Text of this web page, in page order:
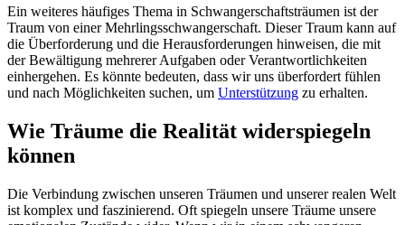
Ein weiteres häufiges Thema in Schwangerschaftsträumen ist der
Traum von einer Mehrlingsschwangerschaft. Dieser Traum kann auf
die Überforderung und die Herausforderungen hinweisen, die mit
der Bewältigung mehrerer Aufgaben oder Verantwortlichkeiten
einhergehen. Es könnte bedeuten, dass wir uns überfordert fühlen
und nach Möglichkeiten suchen, um Unterstützung zu erhalten.
Wie Träume die Realität widerspiegeln
können
Die Verbindung zwischen unseren Träumen und unserer realen Welt
ist komplex und faszinierend. Oft spiegeln unsere Träume unsere